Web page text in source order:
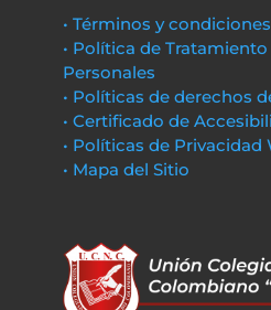
• Términos y condiciones
• Política de
Personales
• Políticas de derechos
• Certificado de
• Políticas de Privacidad
• Mapa del Sitio